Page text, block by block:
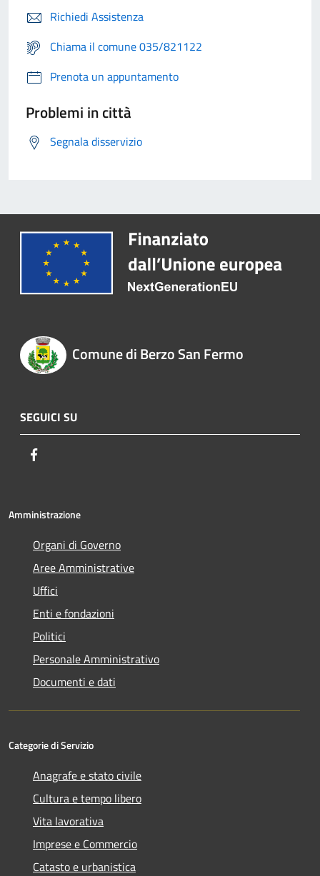
Richiedi Assistenza
Chiama il comune 035/821122
Prenota un appuntamento
Problemi in città
Segnala disservizio
Comune di Berzo San Fermo
SEGUICI SU
Amministrazione
Organi di Governo
Aree Amministrative
Uffici
Enti e fondazioni
Politici
Personale Amministrativo
Documenti e dati
Categorie di Servizio
Anagrafe e stato civile
Cultura e tempo libero
Vita lavorativa
Imprese e Commercio
Catasto e urbanistica